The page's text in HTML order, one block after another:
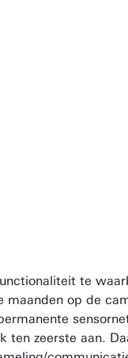
te
op de
zeerste aan.